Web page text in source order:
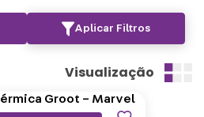
Aplicar Filtros
Visualização